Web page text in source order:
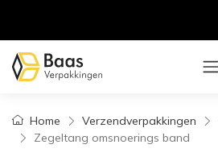
Home Verzendverpakkingen
Zegeltang omsnoerings band